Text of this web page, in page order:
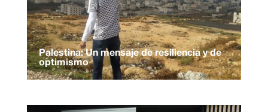
Palestina: Un mensaje de resiliencia y de
optimismo